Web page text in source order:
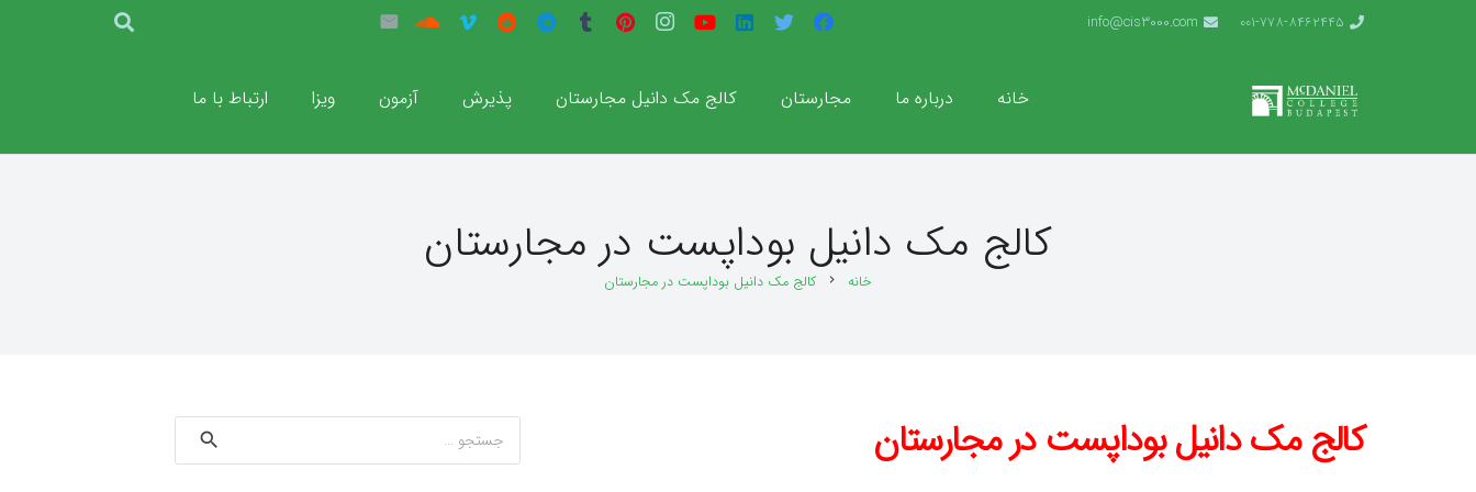
001-778-8462445
info@cis3000.com
خانه درباره ما مجارستان کالج مک دانیل مجارستان پذیرش آزمون ویزا ارتباط با ما
کالج مک دانیل بوداپست در مجارستان
خانه chevron_right کالج مک دانیل بوداپست در مجارستان
کالج مک دانیل بوداپست در مجارستان
برای: